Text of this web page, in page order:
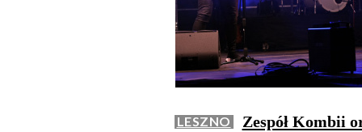
LESZNO
Zespół Kombii